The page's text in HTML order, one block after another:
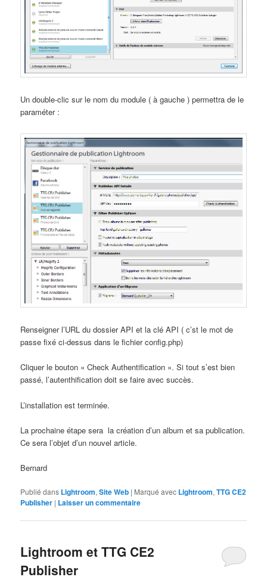
Un double-clic sur le nom du module ( à gauche ) permettra de le
paraméter :
Renseigner l’URL du dossier API et la clé API ( c’st le mot de
passe fixé ci-dessus dans le fichier config.php)
Cliquer le bouton « Check Authentification ». Si tout s’est bien
passé, l’autenthification doit se faire avec succès.
L’installation est terminée.
La prochaine étape sera la création d’un album et sa publication.
Ce sera l’objet d’un nouvel article.
Bernard
Publié dans Lightroom,Site Web | Marqué avec Lightroom,TTG CE2
Publisher | Laisser un commentaire
Lightroom et TTG CE2
Publisher